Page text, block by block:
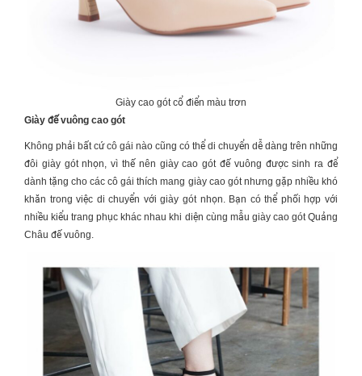
Giày cao gót cổ điển màu trơn
Giày đế vuông cao gót
Không phải bất cứ cô gái nào cũng có thể di chuyển dễ dàng trên những
đôi giày gót nhọn, vì thế nên giày cao gót đế vuông được sinh ra để
dành tặng cho các cô gái thích mang giày cao gót nhưng gặp nhiều khó
khăn trong việc di chuyển với giày gót nhọn. Bạn có thể phối hợp với
nhiều kiểu trang phục khác nhau khi diện cùng mẫu giày cao gót Quảng
Châu đế vuông.